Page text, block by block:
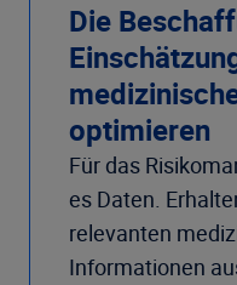
Die
optimieren
Für das
es Daten.
relevanten
Informationen